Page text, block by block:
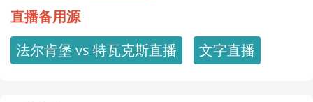
直播备用源
法尔肯堡 vs 特瓦克斯直播
文字直播